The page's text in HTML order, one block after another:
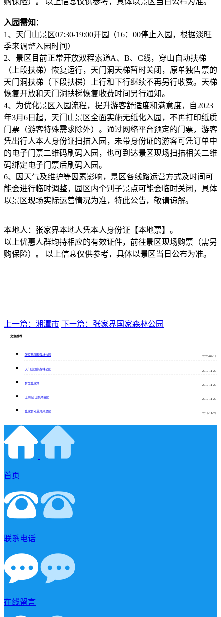
入园需知：
1、天门山景区07:30-19:00开园（16：00停止入园，根据淡旺
季来调整入园时间）
2、景区目前正常开放双程索道A、B、C线，穿山自动扶梯
（上段扶梯）恢复运行，天门洞天梯暂时关闭，原单独售票的
天门洞扶梯（下段扶梯）上行和下行继续不再另行收费。天梯
恢复开放和天门洞扶梯恢复收费时间另行通知。
4、为优化景区入园流程，提升游客舒适度和满意度，自2023
年3月6日起，天门山景区全面实施无纸化入园，不再打印纸质
门票（游客特殊需求除外）。通过网络平台预定的门票，游客
凭出行人本人身份证扫描入园，未带身份证的游客可凭订单中
的电子门票二维码刷码入园，也可到达景区现场扫描相关二维
码绑定电子门票后刷码入园。
6、因天气及维护等因素影响，景区各线路运营方式及时间可
能会进行临时调整，园区内个别子景点可能会临时关闭，具体
以景区现场实际运营情况为准，特此公告，敬请谅解。
本地人：张家界本地人凭本人身份证【本地票】。
以上优惠人群均持相应的有效证件，前往景区现场购票（需另
购保险）。 以上信息仅供参考，具体以景区当日公布为准。
上一篇：湘潭市 下一篇：张家界国家森林公园
文章推荐
张家界国家森林公园
2020-04-19
天门山国家森林公园
2019-11-29
梦里张家界
2019-11-29
土司城.土家风情园
2019-11-29
张家界老道湾风景区
2019-11-29
首页
联系电话
在线留言